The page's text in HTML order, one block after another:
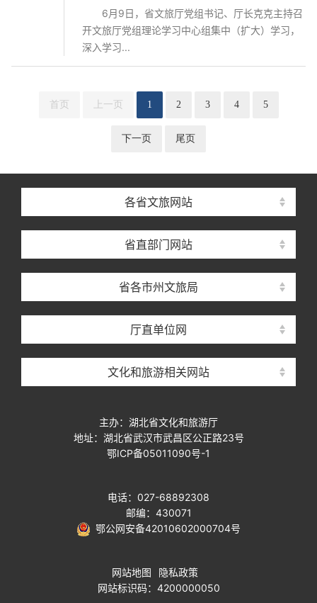
6月9日，省文旅厅党组书记、厅长克克主持召
开文旅厅党组理论学习中心组集中（扩大）学习，
深入学习...
首页 上一页 1 2 3 4 5
下一页 尾页
各省文旅网站
省直部门网站
省各市州文旅局
厅直单位网
文化和旅游相关网站
主办：湖北省文化和旅游厅
地址：湖北省武汉市武昌区公正路23号
鄂ICP备05011090号-1
电话：027-68892308
邮编：430071
鄂公网安备42010602000704号
网站地图
隐私政策
网站标识码：4200000050